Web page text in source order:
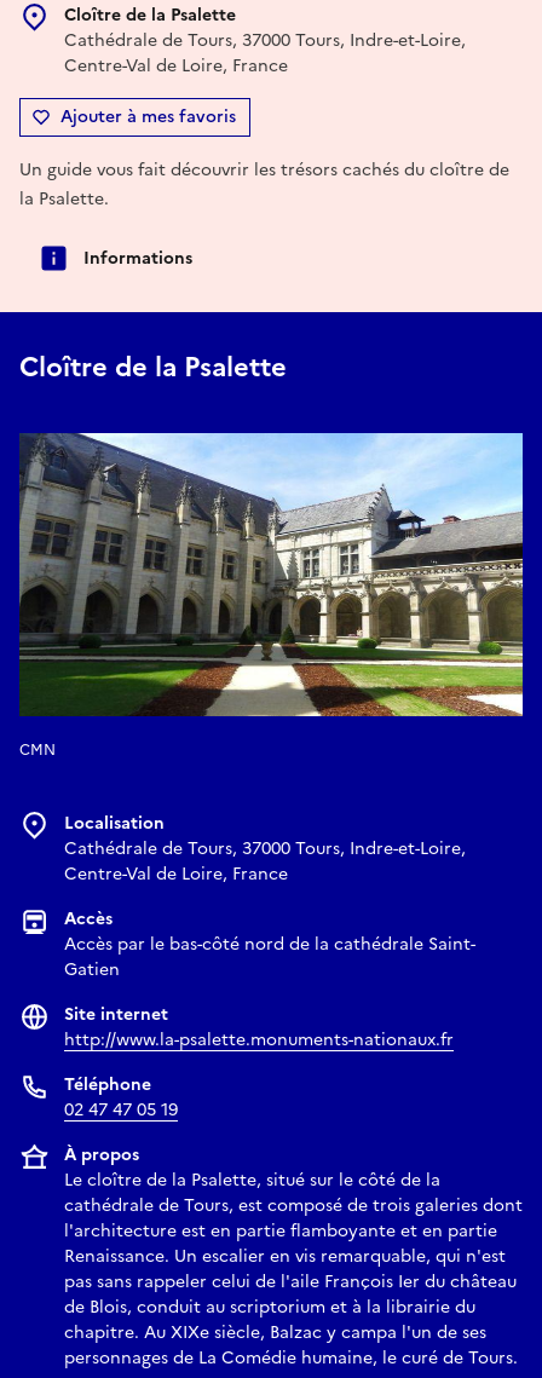
Cloître de la Psalette
Cathédrale de Tours, 37000 Tours, Indre-et-Loire,
Centre-Val de Loire, France
Ajouter à mes favoris
Un guide vous fait découvrir les trésors cachés du cloître de
la Psalette.
Informations
Cloître de la Psalette
CMN
Localisation
Cathédrale de Tours, 37000 Tours, Indre-et-Loire,
Centre-Val de Loire, France
Accès
Accès par le bas-côté nord de la cathédrale Saint-
Gatien
Site internet
http://www.la-psalette.monuments-nationaux.fr
Téléphone
02 47 47 05 19
À propos
Le cloître de la Psalette, situé sur le côté de la
cathédrale de Tours, est composé de trois galeries dont
l'architecture est en partie flamboyante et en partie
Renaissance. Un escalier en vis remarquable, qui n'est
pas sans rappeler celui de l'aile François Ier du château
de Blois, conduit au scriptorium et à la librairie du
chapitre. Au XIXe siècle, Balzac y campa l'un de ses
personnages de La Comédie humaine, le curé de Tours.